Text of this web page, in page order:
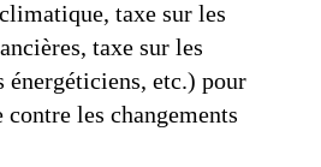
taxe sur les
taxe sur les
énergéticiens, etc.) pour
les changements